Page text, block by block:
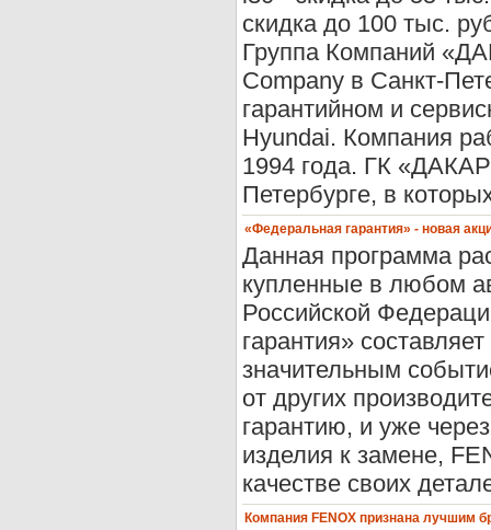
скидка до 100 тыс.
Группа Компаний
Company в Санкт-
гарантийном и
Hyundai. Компания
1994 года. ГК
Петербурге, в
«Федеральная гарантия» - новая
Данная программа
купленные в любом
Российской
гарантия»
значительным
от других
гарантию, и уже
изделия к замене,
качестве своих
Компания FENOX признана лучшим